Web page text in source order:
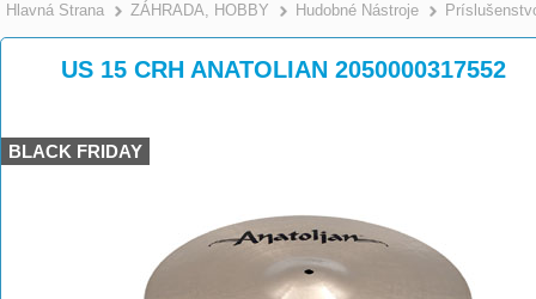
Hlavná Strana >
ZÁHRADA, HOBBY >
Hudobné Nástroje
US 15 CRH ANATOLIAN 2050000317552
BLACK FRIDAY